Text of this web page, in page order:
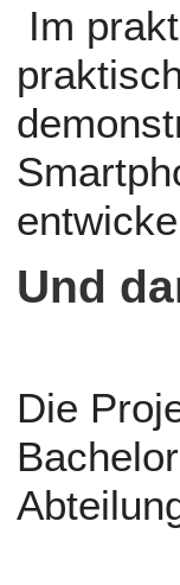
Im
Und
Die